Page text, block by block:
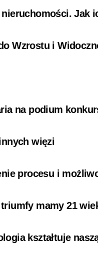
nieruchomości. Jak
Wzrostu i
na podium
więzi
procesu i
mamy 21
kształtuje